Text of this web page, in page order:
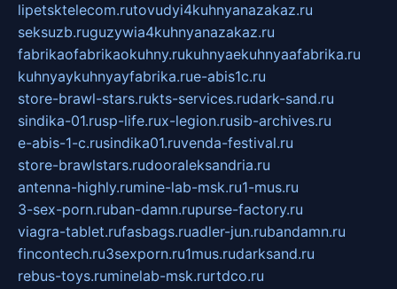
lipetsktelecom.rutovudyi4kuhnyanazakaz.ru
seksuzb.ruguzywia4kuhnyanazakaz.ru
fabrikaofabrikaokuhny.rukuhnyaekuhnyaafabrika.ru
kuhnyaykuhnyayfabrika.rue-abis1c.ru
store-brawl-stars.rukts-services.rudark-sand.ru
sindika-01.rusp-life.rux-legion.rusib-archives.ru
e-abis-1-c.rusindika01.ruvenda-festival.ru
store-brawlstars.rudooraleksandria.ru
antenna-highly.rumine-lab-msk.ru1-mus.ru
3-sex-porn.ruban-damn.rupurse-factory.ru
viagra-tablet.rufasbags.ruadler-jun.rubandamn.ru
fincontech.ru3sexporn.ru1mus.rudarksand.ru
rebus-toys.ruminelab-msk.rurtdco.ru